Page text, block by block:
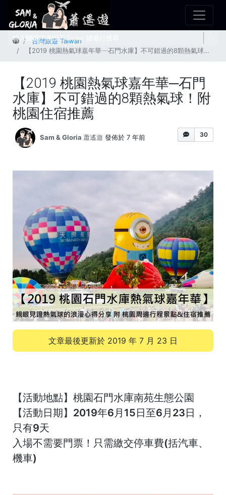
首頁 台灣旅遊 Taiwan
【2019 桃園熱氣球嘉年華─石門水庫】不可錯過的8顆熱氣球！附桃園住宿推薦
【2019 桃園熱氣球嘉年華─石門
水庫】不可錯過的8顆熱氣球！附
桃園住宿推薦
30
Sam & Gloria 蕭遙遊 發佈於 7 年前
文章最後更新於 2019 年 7 月 23 日
【活動地點】桃園石門水庫南苑生態公園
【活動日期】2019年6月15日至6月23日，
只有9天
入場不需要門票！只需繳交停車費(括汽車、
機車)